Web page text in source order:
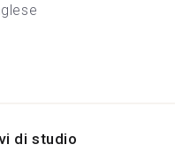
di studio